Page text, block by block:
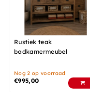
Rustiek teak
badkamermeubel
Nog 2 op voorraad
€995,00